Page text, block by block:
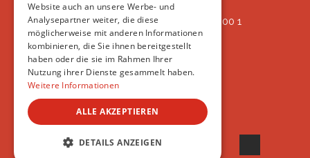
IBAN: CH82 00 78 4297 8786 7200 1
ERREICHBAR
AB 17:45
+41 44 594 66 25
© 2022 VSAT
Website auch an unsere Werbe- und
Analysepartner weiter, die diese
möglicherweise mit anderen Informationen
kombinieren, die Sie ihnen bereitgestellt
haben oder die sie im Rahmen Ihrer
Nutzung ihrer Dienste gesammelt haben.
Weitere Informationen
ALLE AKZEPTIEREN
DETAILS ANZEIGEN